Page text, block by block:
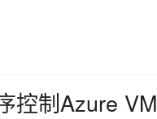
控制Azure VM